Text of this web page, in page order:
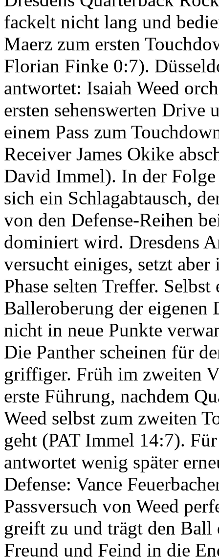
fackelt nicht lang und
Maerz zum ersten
Florian Finke 0:7).
antwortet: Isaiah Weed
ersten sehenswerten Drive
einem Pass zum
Receiver James Okike
David Immel). In der
sich ein Schlagabtausch,
von den Defense-Reihen
dominiert wird. Dresdens
versucht einiges, setzt aber
Phase selten Treffer. Selbst
Balleroberung der eigenen
nicht in neue Punkte
Die Panther scheinen für
griffiger. Früh im zweiten
erste Führung, nachdem
Weed selbst zum zweiten
geht (PAT Immel 14:7).
antwortet wenig später
Defense: Vance
Passversuch von Weed
greift zu und trägt den Ball
Freund und Feind in die